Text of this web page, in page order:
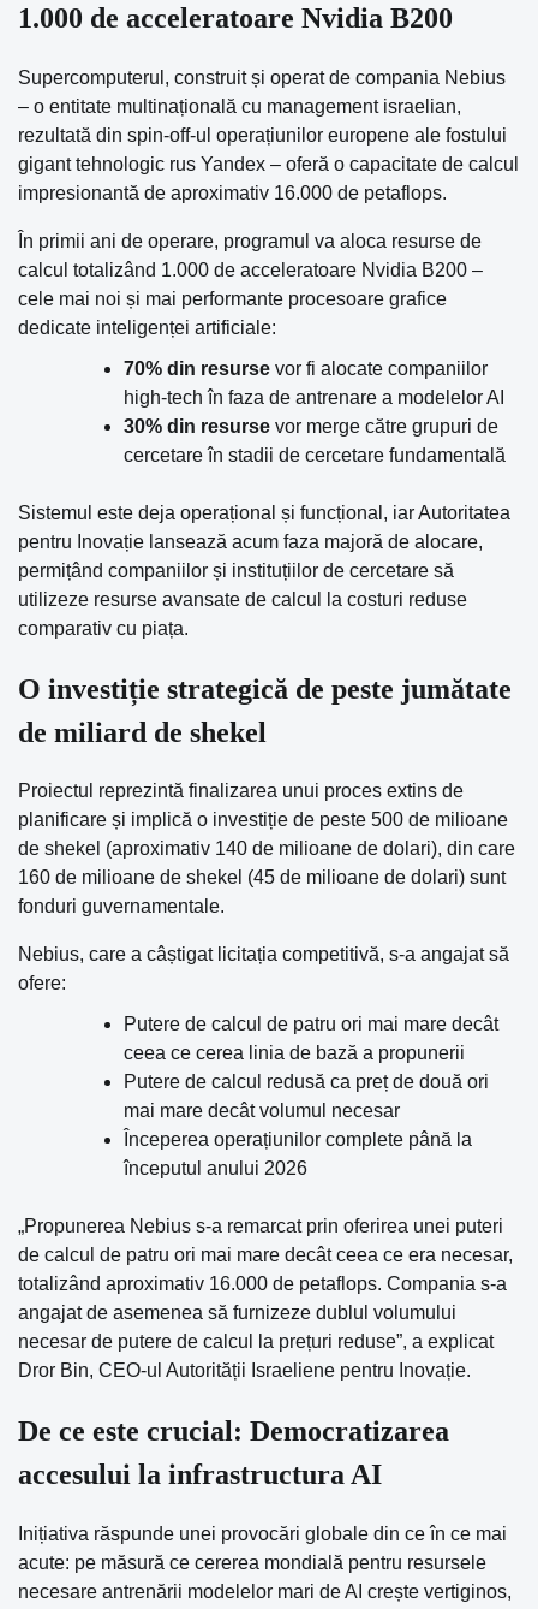
1.000 de acceleratoare Nvidia B200
Supercomputerul, construit și operat de compania Nebius
– o entitate multinațională cu management israelian,
rezultată din spin-off-ul operațiunilor europene ale fostului
gigant tehnologic rus Yandex – oferă o capacitate de calcul
impresionantă de aproximativ 16.000 de petaflops.
În primii ani de operare, programul va aloca resurse de
calcul totalizând 1.000 de acceleratoare Nvidia B200 –
cele mai noi și mai performante procesoare grafice
dedicate inteligenței artificiale:
70% din resurse vor fi alocate companiilor
high-tech în faza de antrenare a modelelor AI
30% din resurse vor merge către grupuri de
cercetare în stadii de cercetare fundamentală
Sistemul este deja operațional și funcțional, iar Autoritatea
pentru Inovație lansează acum faza majoră de alocare,
permițând companiilor și instituțiilor de cercetare să
utilizeze resurse avansate de calcul la costuri reduse
comparativ cu piața.
O investiție strategică de peste jumătate
de miliard de shekel
Proiectul reprezintă finalizarea unui proces extins de
planificare și implică o investiție de peste 500 de milioane
de shekel (aproximativ 140 de milioane de dolari), din care
160 de milioane de shekel (45 de milioane de dolari) sunt
fonduri guvernamentale.
Nebius, care a câștigat licitația competitivă, s-a angajat să
ofere:
Putere de calcul de patru ori mai mare decât
ceea ce cerea linia de bază a propunerii
Putere de calcul redusă ca preț de două ori
mai mare decât volumul necesar
Începerea operațiunilor complete până la
începutul anului 2026
„Propunerea Nebius s-a remarcat prin oferirea unei puteri
de calcul de patru ori mai mare decât ceea ce era necesar,
totalizând aproximativ 16.000 de petaflops. Compania s-a
angajat de asemenea să furnizeze dublul volumului
necesar de putere de calcul la prețuri reduse”, a explicat
Dror Bin, CEO-ul Autorității Israeliene pentru Inovație.
De ce este crucial: Democratizarea
accesului la infrastructura AI
Inițiativa răspunde unei provocări globale din ce în ce mai
acute: pe măsură ce cererea mondială pentru resursele
necesare antrenării modelelor mari de AI crește vertiginos,